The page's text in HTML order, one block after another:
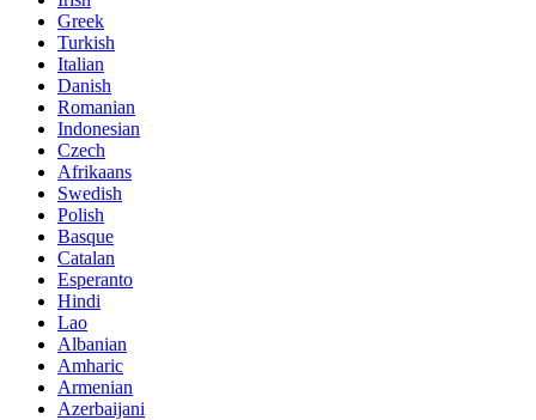
Greek
Turkish
Italian
Danish
Romanian
Indonesian
Czech
Afrikaans
Swedish
Polish
Basque
Catalan
Esperanto
Hindi
Lao
Albanian
Amharic
Armenian
Azerbaijani